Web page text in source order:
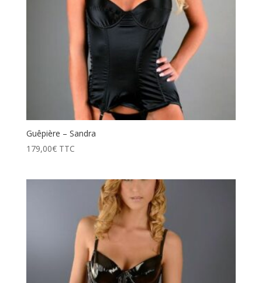
Guêpière – Sandra
179,00€ TTC